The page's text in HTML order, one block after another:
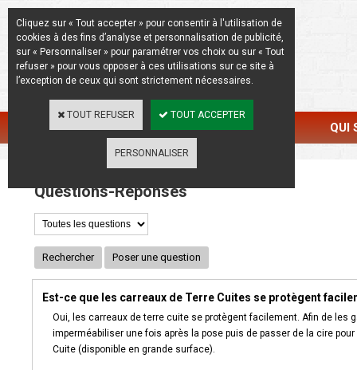
La Beauté de l'Authentique
CATALOGUE RÉALISATIONS QUI
Questions-Réponses
Rechercher Poser une question
Est-ce que les carreaux de Terre Cuites se protègent
Oui, les carreaux de terre cuite se protègent facilement. Afin de les
imperméabiliser une fois après la pose puis de passer de la cire
Cuite (disponible en grande surface).
Cliquez sur « Tout accepter » pour consentir à l'utilisation de
cookies à des fins d’analyse et personnalisation de publicité,
sur « Personnaliser » pour paramétrer vos choix ou sur « Tout
refuser » pour vous opposer à ces utilisations sur ce site à
l’exception de ceux qui sont strictement nécessaires.
TOUT REFUSER TOUT ACCEPTER
PERSONNALISER